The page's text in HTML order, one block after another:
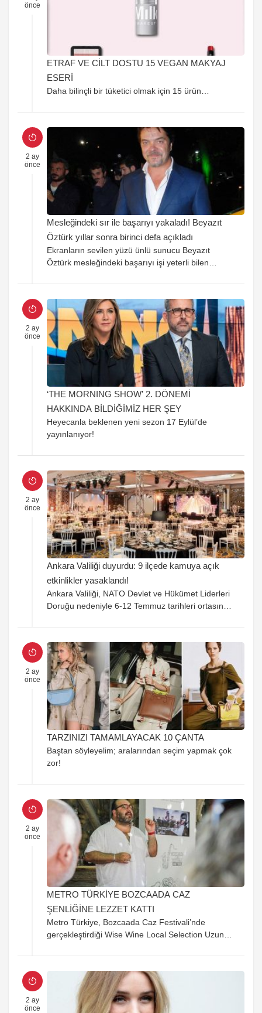
önce
ETRAF VE CİLT DOSTU 15 VEGAN MAKYAJ
ESERİ
Daha bilinçli bir tüketici olmak için 15 ürün…
2 ay
önce
Mesleğindeki sır ile başarıyı yakaladı! Beyazıt
Öztürk yıllar sonra birinci defa açıkladı
Ekranların sevilen yüzü ünlü sunucu Beyazıt
Öztürk mesleğindeki başarıyı işi yeterli bilen
kazandığını belirterek his dolu bir konuşma
gerçekleştirdi.
2 ay
önce
‘THE MORNING SHOW’ 2. DÖNEMİ
HAKKINDA BİLDİĞİMİZ HER ŞEY
Heyecanla beklenen yeni sezon 17 Eylül’de
yayınlanıyor!
2 ay
önce
Ankara Valiliği duyurdu: 9 ilçede kamuya açık
etkinlikler yasaklandı!
Ankara Valiliği, NATO Devlet ve Hükümet Liderleri
Doruğu nedeniyle 6-12 Temmuz tarihleri ortasında
kamuya açık aktiflikleri yasakladı.
2 ay
önce
TARZINIZI TAMAMLAYACAK 10 ÇANTA
Baştan söyleyelim; aralarından seçim yapmak çok
zor!
2 ay
önce
METRO TÜRKİYE BOZCAADA CAZ
ŞENLİĞİNE LEZZET KATTI
Metro Türkiye, Bozcaada Caz Festivali’nde
gerçekleştirdiği Wise Wine Local Selection Uzun
bir araya geldi.
2 ay
önce